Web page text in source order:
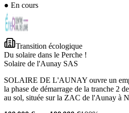
● En cours
Transition écologique
Du solaire dans le Perche !
Solaire de l'Aunay SAS
SOLAIRE DE L'AUNAY ouvre un
la phase de démarrage de la tranche 2
au sol, située sur la ZAC de l'Aunay à